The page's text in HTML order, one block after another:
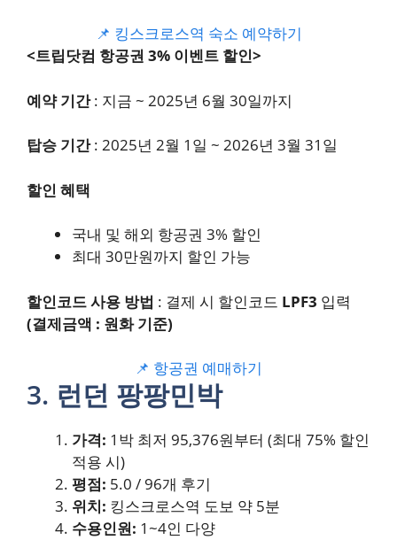
📌 킹스크로스역 숙소 예약하기
<트립닷컴 항공권 3% 이벤트 할인>
예약 기간: 지금 ~ 2025년 6월 30일까지
탑승 기간: 2025년 2월 1일 ~ 2026년 3월 31일
할인 혜택
국내 및 해외 항공권 3% 할인
최대 30만원까지 할인 가능
할인코드 사용 방법 : 결제 시 할인코드 LPF3 입력
(결제금액 : 원화 기준)
📌 항공권 예매하기
3. 런던 팡팡민박
가격: 1박 최저 95,376원부터 (최대 75% 할인
적용 시)
평점: 5.0 / 96개 후기
위치: 킹스크로스역 도보 약 5분
수용인원: 1~4인 다양